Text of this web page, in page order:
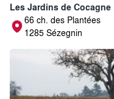
Les Jardins de Cocagne
66 ch. des Plantées
1285 Sézegnin